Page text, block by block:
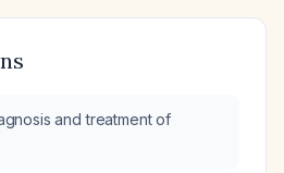
and treatment of